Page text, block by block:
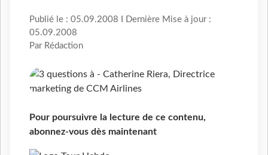
Publié le : 05.09.2008 I Dernière Mise à jour :
05.09.2008
Par Rédaction
Pour poursuivre la lecture de ce contenu,
abonnez-vous dès maintenant